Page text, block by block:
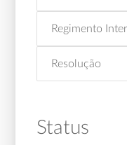
Regimento
Resolução
Status